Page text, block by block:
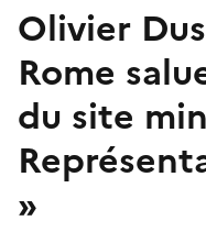
Olivier
Rome
du site
»